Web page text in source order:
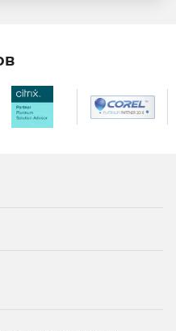
механизм аудита
кто и когда получил
подотчетность в
аккаунтами.